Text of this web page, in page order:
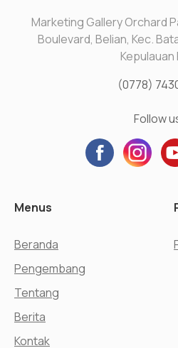
Marketing Gallery Orchard
Boulevard, Belian, Kec.
Kepulauan
(0778)
Follow
Menus
Beranda
Pengembang
Tentang
Berita
Kontak